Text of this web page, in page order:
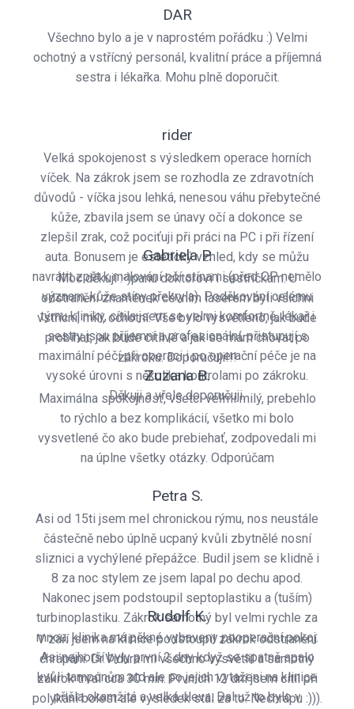
DAR
Všechno bylo a je v naprostém pořádku :) Velmi
ochotný a vstřícný personál, kvalitní práce a příjemná
sestra i lékařka. Mohu plně doporučit.
rider
Velká spokojenost s výsledkem operace horních
víček. Na zákrok jsem se rozhodla ze zdravotních
důvodů - víčka jsou lehká, nenesou váhu přebytečné
kůže, zbavila jsem se únavy očí a dokonce se
zlepšil zrak, což pociťuji při práci na PC i při řízení
auta. Bonusem je estetický vzhled, kdy se můžu
navrátit zpět k malování očí stínami (před OP nemělo
význam, kůže stíny překryla). Poděkování celému
týmu kliniky, cítila jsem se velmi komfortně, lékař i
sestry jsou příjemní a profesionální, přistupují s
maximální péčí při operaci i po operační péče je na
vysoké úrovni s několika kontrolami po zákroku.
Děkuji a vřele doporučuji.
Gabriela P.
Moc děkuji :-)panu doktorovi i sestřičkám. U
odstranění znamének cévním laserem byli všichni
vstřícní, milí, ochotní. Vše bylo vysvětleno, jak bude
probíhat, jak bude citlivé a jak se mám chovat po
zákroku. Doporučuji!!!
Zuzana B.
Maximálna spokojnosť, všetci veľmi milý, prebehlo
to rýchlo a bez komplikácií, všetko mi bolo
vysvetlené čo ako bude prebiehať, zodpovedali mi
na úplne všetky otázky. Odporúčam
Petra S.
Asi od 15ti jsem mel chronickou rýmu, nos neustále
částečně nebo úplně ucpaný kvůli zbytnělé nosní
sliznici a vychýlené přepážce. Budil jsem se klidně i
8 za noc stylem ze jsem lapal po dechu apod.
Nakonec jsem podstoupil septoplastiku a (tuším)
turbinoplastiku. Zákrok samotný byl velmi rychle za
mnou, klinika má pěkné vybaveny pooperační pokoj.
Asi nejhorší byly první 2 dny když se spatně spalo
kvůli tampónům atd ale po jejich vytaženi na klinice
přišla okamžitá a velká úleva. Dal už to bylo v
Rudolf K.
V září jsem na klinice podstoupil zákrok odstranění
chrápání. Dr.Vidura mi všechno vysvětlil a samotný
zákrok trval cca 30 min. Prvních 12 dní jsem cítil při
polykání bolest ale výsledek stál za to. Nechrápu :))).